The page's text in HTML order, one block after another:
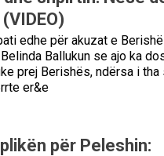
edhe për akuzat e
Ballukun se ajo ka
prej Berishës, ndërsa i tha
er&e
për Peleshin: